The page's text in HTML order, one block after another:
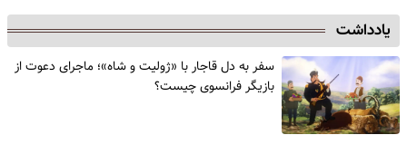
یادداشت
سفر به دل قاجار با «ژولیت و شاه»؛ ماجرای دعوت از
‌بازیگر فرانسوی چیست؟